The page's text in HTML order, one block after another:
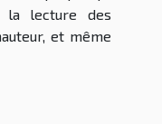
la lecture des
et même